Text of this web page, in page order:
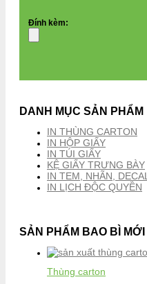
Đính kèm:
DANH MỤC SẢN PHẨM
IN THÙNG CARTON
IN HỘP GIẤY
IN TÚI GIẤY
KỆ GIẤY TRƯNG BÀY
IN TEM, NHÃN, DECAL
IN LỊCH ĐỘC QUYỀN
SẢN PHẨM BAO BÌ MỚI
Thùng carton